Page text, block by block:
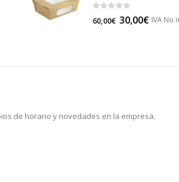
out of 5
60,00€ 30,00€ IVA No
de horario y novedades en la empresa.